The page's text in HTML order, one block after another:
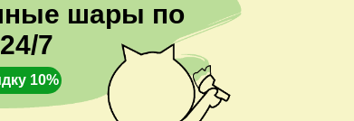
шары по
7
10%